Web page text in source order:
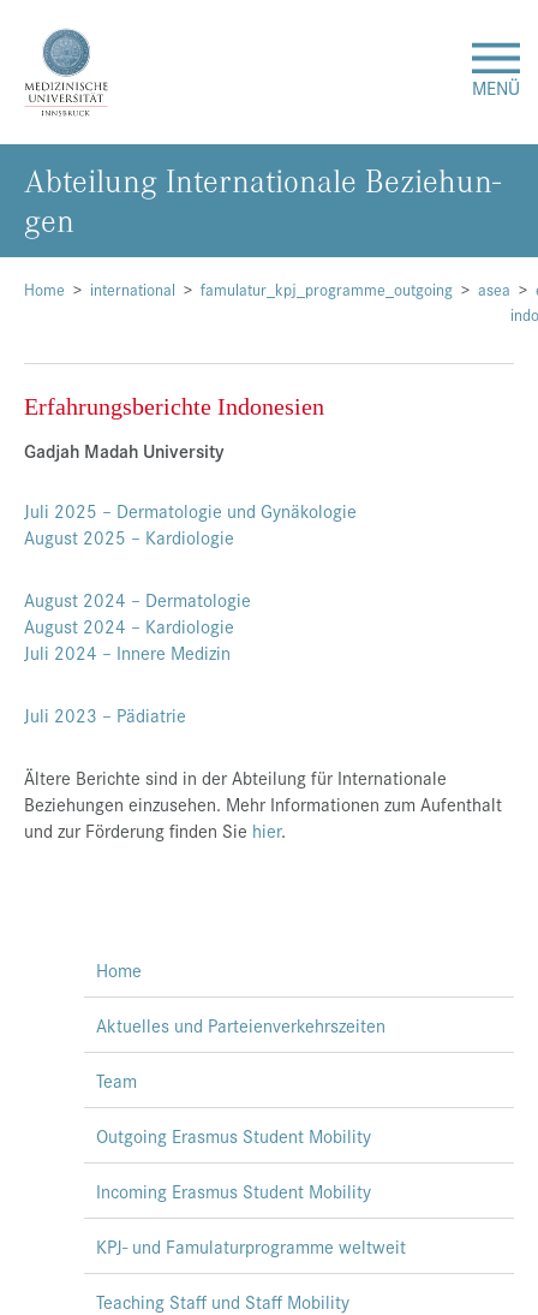
MENÜ
Forschung
Studium & Lehre
Über uns
Internationales
Events
Jobs
Kontakt
Datenschutz
de |en
Home international famulatur_kpj_programme_outgoing asea
Erfahrungsberichte Indonesien
Gadjah Madah University
Juli 2025 – Dermatologie und Gynäkologie
August 2025 – Kardiologie
August 2024 – Dermatologie
August 2024 – Kardiologie
Juli 2024 – Innere Medizin
Juli 2023 – Pädiatrie
Ältere Berichte sind in der Abteilung für Internationale
Beziehungen einzusehen. Mehr Informationen zum Aufenthalt
und zur Förderung finden Sie hier.
Ab­tei­lung In­ter­na­tio­na­le Be­zie­hun­
gen
Home
Aktuelles und Parteienverkehrszeiten
Team
Outgoing Erasmus Student Mobility
Incoming Erasmus Student Mobility
KPJ- und Famulaturprogramme weltweit
Teaching Staff und Staff Mobility